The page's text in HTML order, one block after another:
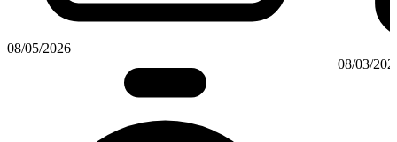
08/05/2026
08/03/